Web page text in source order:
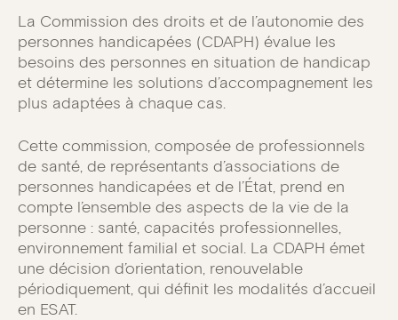
La Commission des droits et de l’autonomie des
personnes handicapées (CDAPH) évalue les
besoins des personnes en situation de handicap
et détermine les solutions d’accompagnement les
plus adaptées à chaque cas.
Cette commission, composée de professionnels
de santé, de représentants d’associations de
personnes handicapées et de l’État, prend en
compte l’ensemble des aspects de la vie de la
personne : santé, capacités professionnelles,
environnement familial et social. La CDAPH émet
une décision d’orientation, renouvelable
périodiquement, qui définit les modalités d’accueil
en ESAT.